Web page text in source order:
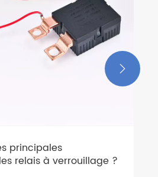
principales
relais à verrouillage ?
